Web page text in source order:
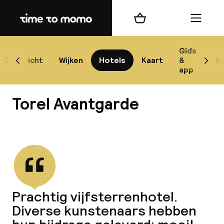
Home
Overzicht Wijken Hotels Kaart
Gids
&
app
Scroll naar links
Winkelmand Menu
Torel Avantgarde
Prachtig vijfsterrenhotel.
Diverse kunstenaars hebben